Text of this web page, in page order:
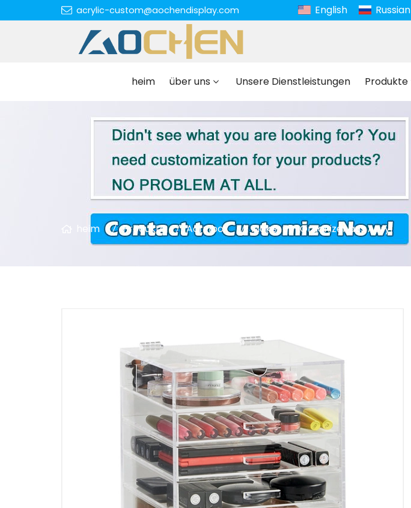
acrylic-custom@aochendisplay.com English Russian
heim über uns Unsere Dienstleistungen Produkte
heim Produkte Acrylbox Make-up-Organizer aus Acryl